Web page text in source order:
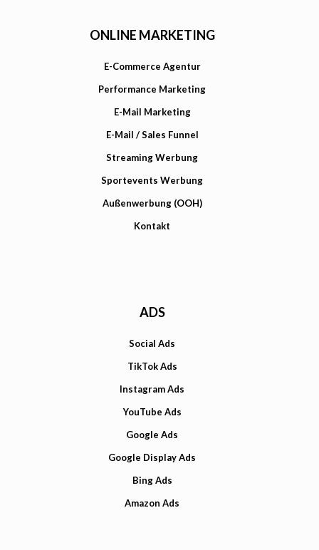
ONLINE MARKETING
E-Commerce Agentur
Performance Marketing
E-Mail Marketing
E-Mail / Sales Funnel
Streaming Werbung
Sportevents Werbung
Außenwerbung (OOH)
Kontakt
ADS
Social Ads
TikTok Ads
Instagram Ads
YouTube Ads
Google Ads
Google Display Ads
Bing Ads
Amazon Ads